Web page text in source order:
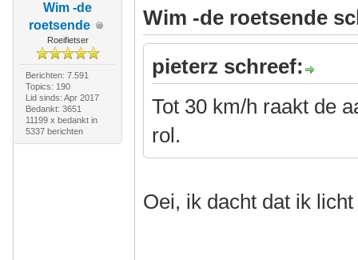
Wim -de
roetsende
Roeifietser
Berichten: 7.591
Topics: 190
Lid sinds: Apr 2017
Bedankt: 3651
11199 x bedankt in
5337 berichten
Wim -de roetsende
pieterz schreef:
Tot 30 km/h raakt de
rol.
Oei, ik dacht dat ik